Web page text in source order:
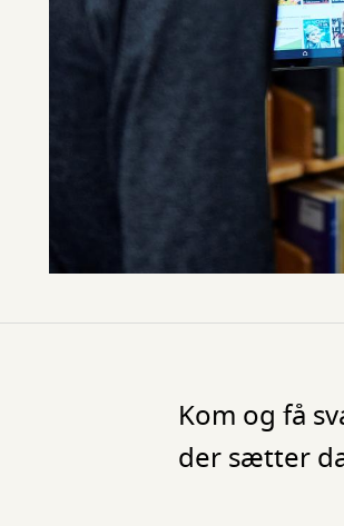
Kom og få
der sætter